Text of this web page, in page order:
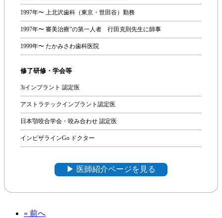
1997年〜 上北沢歯科（東京・世田谷）勤務
1997年〜 審美治療”の第一人者 行田克則先生に師事
1999年〜 たかみさわ歯科医院
修了研修・学会等
3iインプラント 認定医
アストラテックインプラント認定医
日本顎咬合学会・咬み合わせ 認定医
インビザラインGo ドクター
▶︎ 医師紹介ページを見る
« 前へ